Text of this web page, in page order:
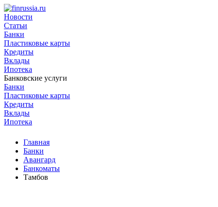
Новости
Статьи
Банки
Пластиковые карты
Кредиты
Вклады
Ипотека
Банковские услуги
Банки
Пластиковые карты
Кредиты
Вклады
Ипотека
Главная
Банки
Авангард
Банкоматы
Тамбов